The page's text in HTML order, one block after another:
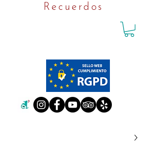
Recuerdos